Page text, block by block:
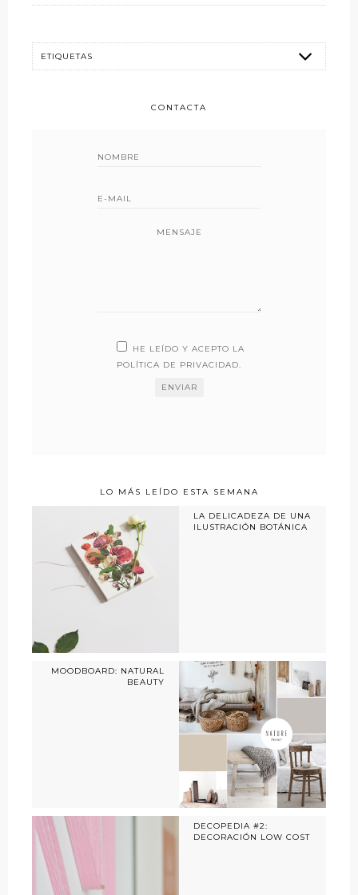
CONTACTA
MENSAJE
HE LEÍDO Y ACEPTO LA
POLÍTICA DE PRIVACIDAD.
LO MÁS LEÍDO ESTA SEMANA
LA DELICADEZA DE UNA
ILUSTRACIÓN BOTÁNICA
MOODBOARD: NATURAL
BEAUTY
DECOPEDIA #2:
DECORACIÓN LOW COST